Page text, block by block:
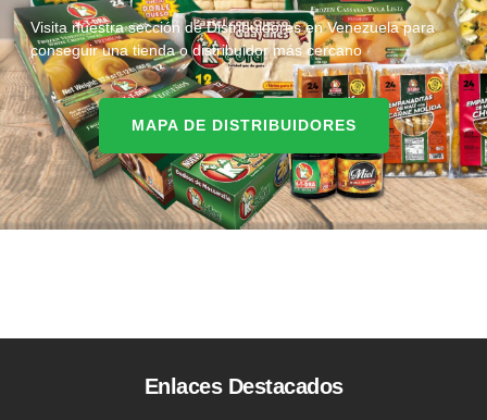
Visita nuestra sección de Distribuidores en Venezuela para
conseguir una tienda o distribuidor más cercano
MAPA DE DISTRIBUIDORES
Enlaces Destacados